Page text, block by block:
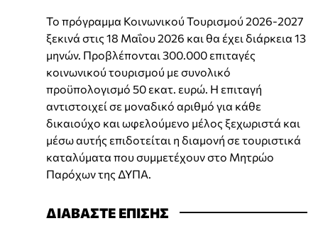
Το πρόγραμμα Κοινωνικού Τουρισμού 2026-2027
ξεκινά στις 18 Μαΐου 2026 και θα έχει διάρκεια 13
μηνών. Προβλέπονται 300.000 επιταγές
κοινωνικού τουρισμού με συνολικό
προϋπολογισμό 50 εκατ. ευρώ. Η επιταγή
αντιστοιχεί σε μοναδικό αριθμό για κάθε
δικαιούχο και ωφελούμενο μέλος ξεχωριστά και
μέσω αυτής επιδοτείται η διαμονή σε τουριστικά
καταλύματα που συμμετέχουν στο Μητρώο
Παρόχων της ΔΥΠΑ.
ΔΙΑΒΑΣΤΕ ΕΠΙΣΗΣ